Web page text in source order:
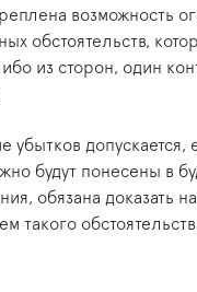
возможность
обстоятельств,
из сторон, один
допускается,
будут понесены в
обязана доказать
такого